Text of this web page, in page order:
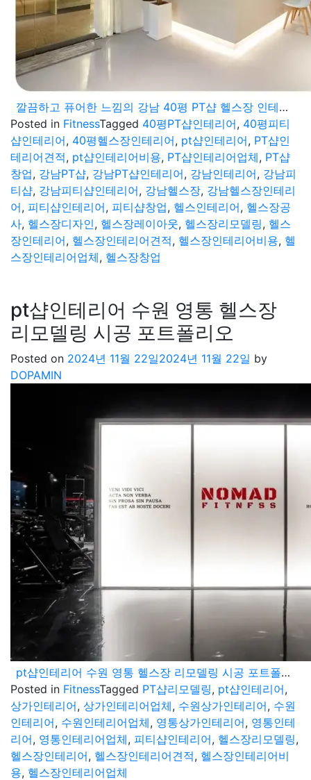
깔끔하고 퓨어한 느낌의 강남 40평 PT샵 헬스장 인테리어 디자인 설계부터 시공마무리까지
Posted in FitnessTagged 40평PT샵인테리어, 40평피티
샵인테리어, 40평헬스장인테리어, pt샵인테리어, PT샵인
테리어견적, pt샵인테리어비용, PT샵인테리어업체, PT샵
창업, 강남PT샵, 강남PT샵인테리어, 강남인테리어, 강남피
티샵, 강남피티샵인테리어, 강남헬스장, 강남헬스장인테리
어, 피티샵인테리어, 피티샵창업, 헬스인테리어, 헬스장공
사, 헬스장디자인, 헬스장레이아웃, 헬스장리모델링, 헬스
장인테리어, 헬스장인테리어견적, 헬스장인테리어비용, 헬
스장인테리어업체, 헬스장창업
pt샵인테리어 수원 영통 헬스장
리모델링 시공 포트폴리오
Posted on 2024년 11월 22일2024년 11월 22일 by
DOPAMIN
pt샵인테리어 수원 영통 헬스장 리모델링 시공 포트폴리오
Posted in FitnessTagged PT샵리모델링, pt샵인테리어,
상가인테리어, 상가인테리어업체, 수원상가인테리어, 수원
인테리어, 수원인테리어업체, 영통상가인테리어, 영통인테
리어, 영통인테리어업체, 피티샵인테리어, 헬스장리모델링,
헬스장인테리어, 헬스장인테리어견적, 헬스장인테리어비
용, 헬스장인테리어업체